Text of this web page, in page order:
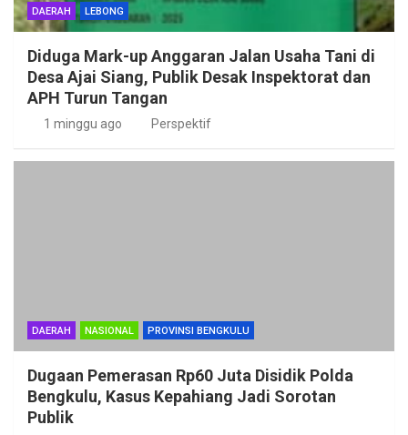
DAERAH LEBONG
Diduga Mark-up Anggaran Jalan Usaha Tani di
Desa Ajai Siang, Publik Desak Inspektorat dan
APH Turun Tangan
1 minggu ago Perspektif
DAERAH NASIONAL PROVINSI BENGKULU
Dugaan Pemerasan Rp60 Juta Disidik Polda
Bengkulu, Kasus Kepahiang Jadi Sorotan
Publik